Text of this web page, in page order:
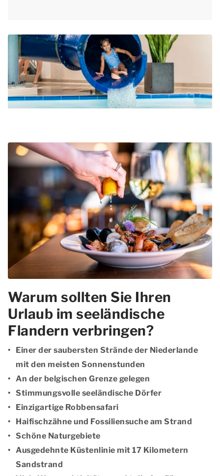
Warum sollten Sie Ihren
Urlaub im seeländische
Flandern verbringen?
Einer der saubersten Strände der Niederlande
mit den meisten Sonnenstunden
An der belgischen Grenze gelegen
Stimmungsvolle seeländische Dörfer
Einzigartige Robbensafari
Haifischzähne und Fossiliensuche am Strand
Schöne Naturgebiete
Ausgedehnte Küstenlinie mit 17 Kilometern
Sandstrand